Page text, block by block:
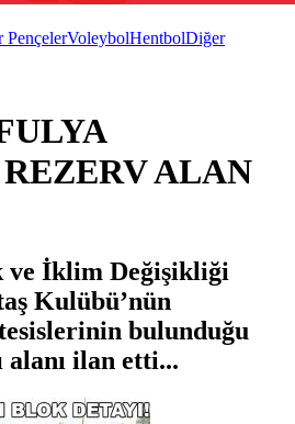
PençelerVoleybolHentbolDiğer
ALAN
ve İklim Değişikliği
Kulübü’nün
bulunduğu
alanı ilan etti...